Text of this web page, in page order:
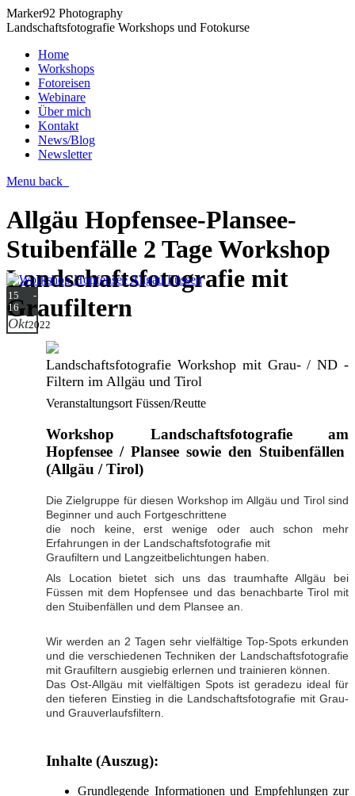
Marker92 Photography
Landschaftsfotografie Workshops und Fotokurse
Home
Workshops
Fotoreisen
Webinare
Über mich
Kontakt
News/Blog
Newsletter
Menu back
Allgäu Hopfensee-Plansee-
Stuibenfälle 2 Tage Workshop
Landschaftsfotografie mit
Graufiltern
15 -
16
Okt2022
Landschaftsfotografie Workshop mit Grau- / ND -
Filtern im Allgäu und Tirol
Veranstaltungsort Füssen/Reutte
Workshop Landschaftsfotografie am
Hopfensee / Plansee sowie den Stuibenfällen
(Allgäu / Tirol)
Die Zielgruppe für diesen Workshop im Allgäu und Tirol sind
Beginner und auch Fortgeschrittene
die noch keine, erst wenige oder auch schon mehr
Erfahrungen in der Landschaftsfotografie mit
Graufiltern und Langzeitbelichtungen haben.
Als Location bietet sich uns das traumhafte Allgäu bei
Füssen mit dem Hopfensee und das benachbarte Tirol mit
den Stuibenfällen und dem Plansee an.
Wir werden an 2 Tagen sehr vielfältige Top-Spots erkunden
und die verschiedenen Techniken der Landschaftsfotografie
mit Graufiltern ausgiebig erlernen und trainieren können.
Das Ost-Allgäu mit vielfältigen Spots ist geradezu ideal für
den tieferen Einstieg in die Landschaftsfotografie mit Grau-
und Grauverlaufsfiltern.
Inhalte (Auszug):
Grundlegende Informationen und Empfehlungen zur